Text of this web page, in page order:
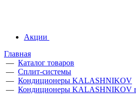
Акции
Главная
— Каталог товаров
— Сплит-системы
— Кондиционеры KALASHNIKOV
— Кондиционеры KALASHNIKOV